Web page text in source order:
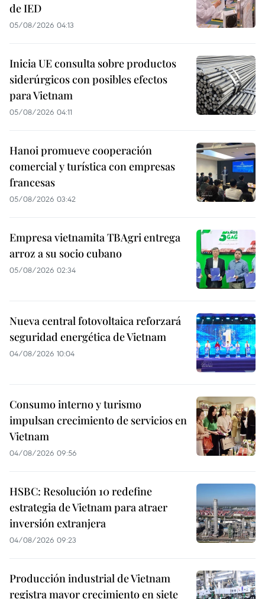
de IED
05/08/2026 04:13
Inicia UE consulta sobre productos
siderúrgicos con posibles efectos
para Vietnam
05/08/2026 04:11
Hanoi promueve cooperación
comercial y turística con empresas
francesas
05/08/2026 03:42
Empresa vietnamita TBAgri entrega
arroz a su socio cubano
05/08/2026 02:34
Nueva central fotovoltaica reforzará
seguridad energética de Vietnam
04/08/2026 10:04
Consumo interno y turismo
impulsan crecimiento de servicios en
Vietnam
04/08/2026 09:56
HSBC: Resolución 10 redefine
estrategia de Vietnam para atraer
inversión extranjera
04/08/2026 09:23
Producción industrial de Vietnam
registra mayor crecimiento en siete